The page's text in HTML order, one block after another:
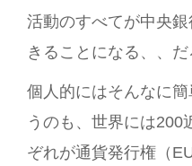
活動のすべてが中央
きることになる、、
個人的にはそんなに
うのも、世界には200
ぞれが通貨発行権（